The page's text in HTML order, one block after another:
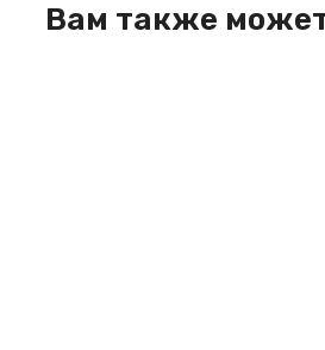
Вам также